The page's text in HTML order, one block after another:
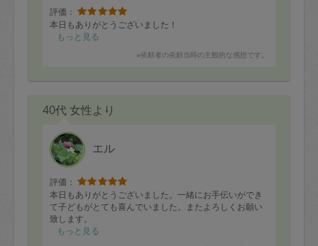
評価：
本日もありがとうございました！
もっと見る
※依頼者の依頼当時の主観的な感想です。
40代 女性より
エル
評価：
本日もありがとうございました。一緒にお手伝いができ
て子どもがとても喜んでいました。またよろしくお願い
致します。
もっと見る